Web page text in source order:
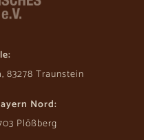
83278 Traunstein
Nord:
Plößberg